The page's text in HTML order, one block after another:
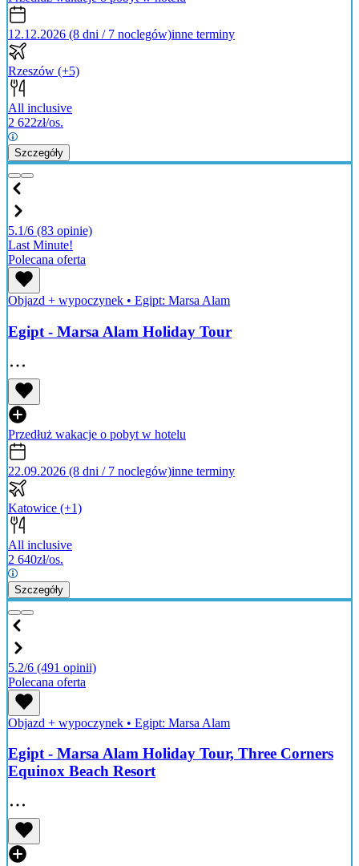
12.12.2026 (8 dni / 7 noclegów)inne terminy
Rzeszów (+5)
All inclusive
2 622zł/os.
Szczegóły
5.1/6 (83 opinie)
Last Minute!
Polecana oferta
Objazd + wypoczynek • Egipt: Marsa Alam
Egipt - Marsa Alam Holiday Tour
Przedłuż wakacje o pobyt w hotelu
22.09.2026 (8 dni / 7 noclegów)inne terminy
Katowice (+1)
All inclusive
2 640zł/os.
Szczegóły
5.2/6 (491 opinii)
Polecana oferta
Objazd + wypoczynek • Egipt: Marsa Alam
Egipt - Marsa Alam Holiday Tour, Three Corners
Equinox Beach Resort